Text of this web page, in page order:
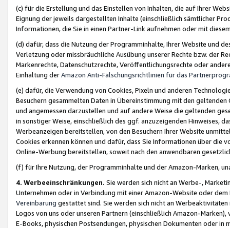
(c) für die Erstellung und das Einstellen von Inhalten, die auf Ihrer
Eignung der jeweils dargestellten Inhalte (einschließlich sämtlicher
Informationen, die Sie in einen Partner-Link aufnehmen oder mit
(d) dafür, dass die Nutzung der Programminhalte, Ihrer Website und
Verletzung oder missbräuchliche Ausübung unserer Rechte bzw. der
Markenrechte, Datenschutzrechte, Veröffentlichungsrechte oder
Einhaltung derAmazon Anti-Fälschungsrichtlinien für das
(e) dafür, die Verwendung von Cookies, Pixeln und anderen
Besuchern gesammelten Daten in Übereinstimmung mit den
und angemessen darzustellen und auf andere Weise die geltenden
in sonstiger Weise, einschließlich des ggf. anzuzeigenden Hinweises,
Werbeanzeigen bereitstellen, von den Besuchern Ihrer Website
Cookies erkennen können und dafür, dass Sie Informationen über die
Online-Werbung bereitstellen, soweit nach den anwendbaren
(f) für Ihre Nutzung, der Programminhalte und der Amazon-Marken,
4. Werbeeinschränkungen. Sie werden sich nicht an Werbe-,
Unternehmen oder in Verbindung mit einer Amazon-Website oder
Vereinbarung gestattet sind. Sie werden sich nicht an
Logos von uns oder unseren Partnern (einschließlich Amazon-
E-Books, physischen Postsendungen, physischen Dokumenten oder in